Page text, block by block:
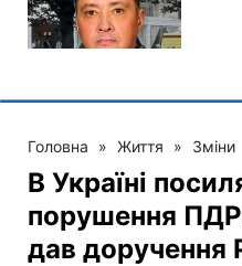
Головна » Життя » Зміни
В Україні
порушення
дав доручення